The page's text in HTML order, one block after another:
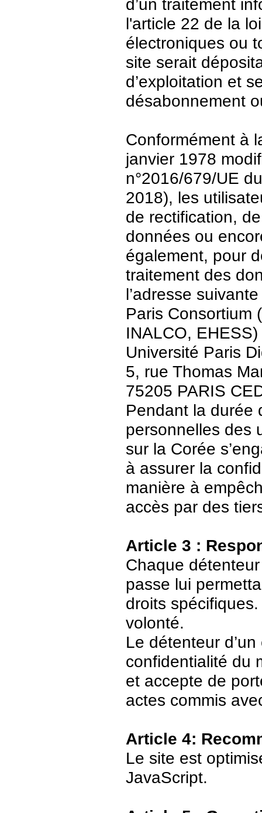
d’un traitement
l'article 22 de la
électroniques ou
site serait
d’exploitation et
désabonnement
Conformément à
janvier 1978
n°2016/679/UE
2018), les
de rectification,
données ou
également, pour
traitement des
l’adresse
Paris Consortium
INALCO, EHESS)
Université Paris
5, rue Thomas
75205 PARIS
Pendant la durée
personnelles des
sur la Corée
à assurer la
manière à
accès par des
Article 3 :
Chaque
passe lui
droits
volonté.
Le détenteur
confidentialité du
et accepte de
actes commis
Article 4:
Le site est
JavaScript.